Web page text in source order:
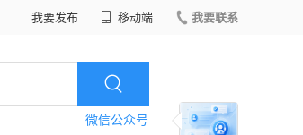
我要发布 移动端 我要联系
微信公众号